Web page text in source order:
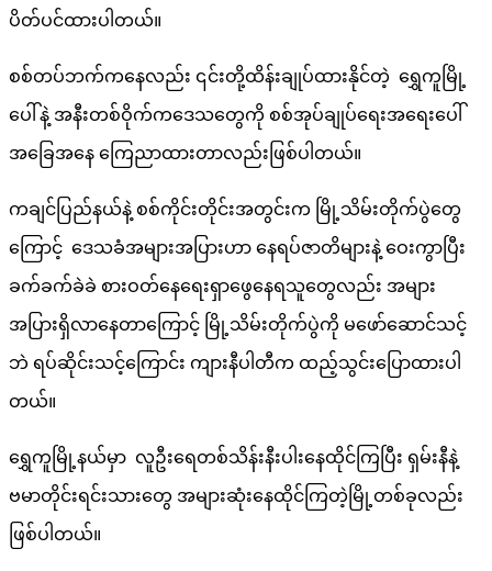
ပိတ်ပင်ထားပါတယ်။
စစ်တပ်ဘက်ကနေလည်း ၎င်းတို့ထိန်းချုပ်ထားနိုင်တဲ့ ရွှေကူမြို့
ပေါ်နဲ့ အနီးတစ်ဝိုက်ကဒေသတွေကို စစ်အုပ်ချုပ်ရေးအရေးပေါ်
အခြေအနေ ကြေညာထားတာလည်းဖြစ်ပါတယ်။
ကချင်ပြည်နယ်နဲ့ စစ်ကိုင်းတိုင်းအတွင်းက မြို့သိမ်းတိုက်ပွဲတွေ
ကြောင့် ဒေသခံအများအပြားဟာ နေရပ်ဇာတိများနဲ့ ဝေးကွာပြီး
ခက်ခက်ခဲခဲ စားဝတ်နေရေးရှာဖွေနေရသူတွေလည်း အများ
အပြားရှိလာနေတာကြောင့် မြို့သိမ်းတိုက်ပွဲကို မဖော်ဆောင်သင့်
ဘဲ ရပ်ဆိုင်းသင့်ကြောင်း ကျားနီပါတီက ထည့်သွင်းပြောထားပါ
တယ်။
ရွှေကူမြို့နယ်မှာ လူဦးရေတစ်သိန်းနီးပါးနေထိုင်ကြပြီး ရှမ်းနီနဲ့
ဗမာတိုင်းရင်းသားတွေ အများဆုံးနေထိုင်ကြတဲ့မြို့တစ်ခုလည်း
ဖြစ်ပါတယ်။